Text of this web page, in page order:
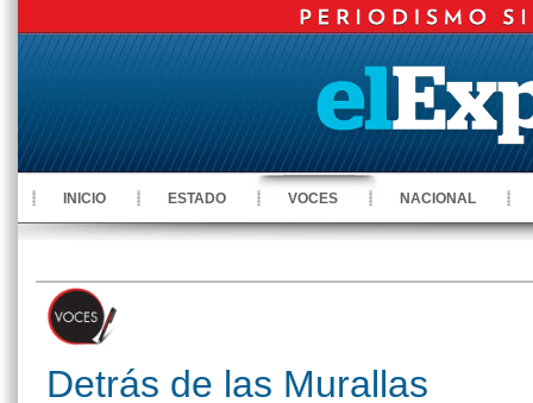
INICIO ESTADO VOCES NACIONAL
Detrás de las Murallas